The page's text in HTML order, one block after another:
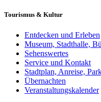
Tourismus & Kultur
Entdecken und Erleben
Museum, Stadthalle,
Sehenswertes
Service und Kontakt
Stadtplan, Anreise,
Übernachten
Veranstaltungskalender